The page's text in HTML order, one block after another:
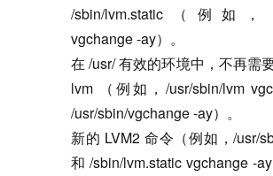
/sbin/lvm.static（例如， /
vgchange -ay）。
在 /usr/ 有效的环境中，不再需
lvm （例如，/usr/sbin/lvm
/usr/sbin/vgchange -ay）。
新的 LVM2 命令（例如，/usr/
和 /sbin/lvm.static vgchange -